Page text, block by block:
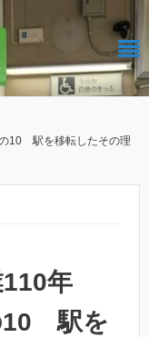
10 駅を移転したその理
110年
10 駅を